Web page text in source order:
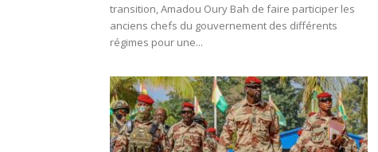
transition, Amadou Oury Bah de faire participer les
anciens chefs du gouvernement des différents
régimes pour une...